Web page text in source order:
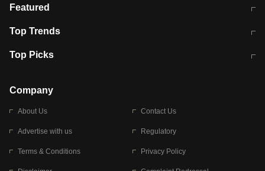
भरत तिवारी कथित एनकाउंटर मामले में बड़ी
Featured
स्पेन में प्रवासियों का सैलाब! मोरक्को से
Top Trends
RBI का नया नियम: अब बैंकों को अपनी सभी
Top Picks
बारिश की चेतावनी
Company
About Us Contact Us
Advertise with us Regulatory
Terms & Conditions Privacy Policy